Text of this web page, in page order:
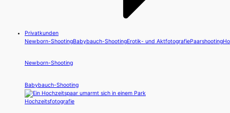
Privatkunden
Newborn-ShootingBabybauch-ShootingErotik- und AktfotografiePaarshooting
Newborn-Shooting
Babybauch-Shooting
Hochzeitsfotografie